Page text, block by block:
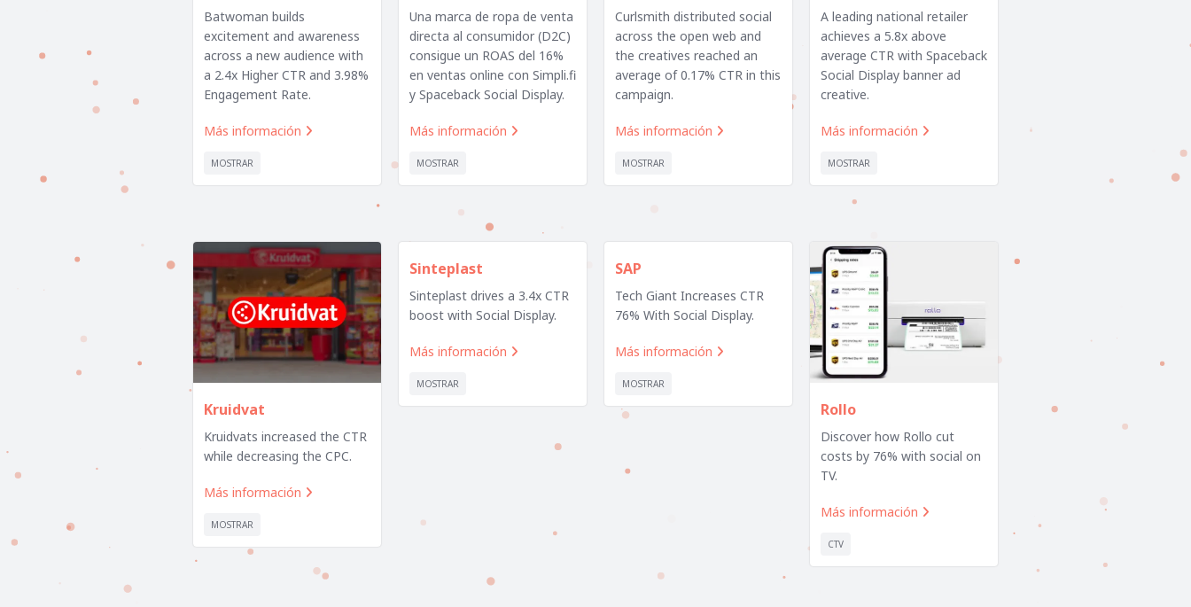
Batwoman builds
excitement and awareness
across a new audience with
a 2.4x Higher CTR and 3.98%
Engagement Rate.
Más información 
MOSTRAR
Una marca de ropa de venta
directa al consumidor (D2C)
consigue un ROAS del 16%
en ventas online con Simpli.fi
y Spaceback Social Display.
Más información 
MOSTRAR
Curlsmith distributed social
across the open web and
the creatives reached an
average of 0.17% CTR in this
campaign.
Más información 
MOSTRAR
A leading national retailer
achieves a 5.8x above
average CTR with Spaceback
Social Display banner ad
creative.
Más información 
MOSTRAR
Kruidvat
Kruidvats increased the CTR
while decreasing the CPC.
Más información 
MOSTRAR
Sinteplast
Sinteplast drives a 3.4x CTR
boost with Social Display.
Más información 
MOSTRAR
SAP
Tech Giant Increases CTR
76% With Social Display.
Más información 
MOSTRAR
Rollo
Discover how Rollo cut
costs by 76% with social on
TV.
Más información 
CTV